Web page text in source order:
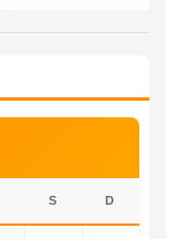
S D